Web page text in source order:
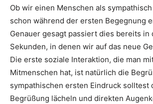
Ob wir einen Menschen als
schon während der ersten Begegnung
Genauer gesagt passiert dies bereits in
Sekunden, in denen wir auf das neue
Die erste soziale Interaktion, die man
Mitmenschen hat, ist natürlich die
sympathischen ersten Eindruck solltest
Begrüßung lächeln und direkten